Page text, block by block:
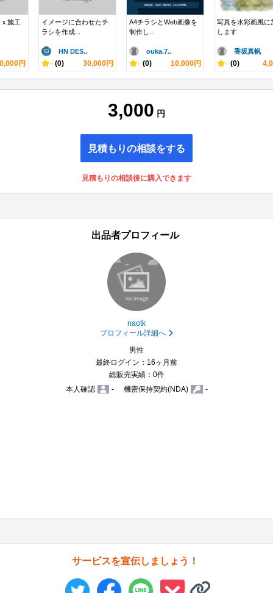
施工
円
イメージに合わせたチ
ラシを作成...
HN DES..
- (0) 30,000円
A4チラシとWeb画像を
制作し...
ouka.7..
- (0) 10,000円
写真を水彩画風に
します
香坂真帆
- (0)
3,000 円
見積もりの相談をする
見積もりの相談後に購入できます
出品者プロフィール
naotk
プロフィール詳細へ
男性
最終ログイン：16ヶ月前
総販売実績：0件
本人確認
- 機密保持契約(NDA) -
サービスを宣伝しましょう！